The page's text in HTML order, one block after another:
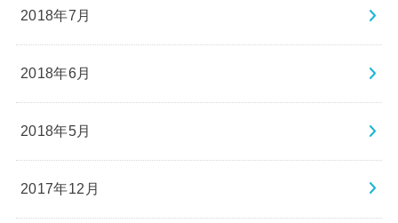
2018年7月
2018年6月
2018年5月
2017年12月